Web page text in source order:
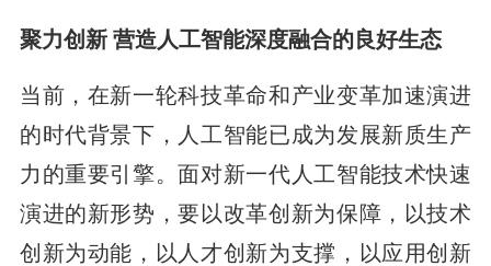
聚力创新 营造人工智能深度融合的良好生态
当前，在新一轮科技革命和产业变革加速演进
的时代背景下，人工智能已成为发展新质生产
力的重要引擎。面对新一代人工智能技术快速
演进的新形势，要以改革创新为保障，以技术
创新为动能，以人才创新为支撑，以应用创新